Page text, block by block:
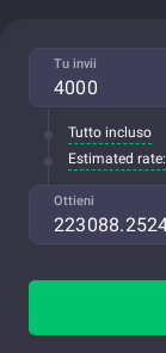
Tu invii
Tutto incluso
Estimated rate:
Ottieni